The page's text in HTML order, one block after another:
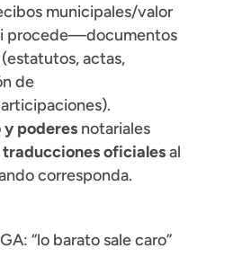
municipales/valor
procede—documentos
actas,
de
y poderesnotariales
traducciones oficialesal
corresponda.
“lo barato sale caro”